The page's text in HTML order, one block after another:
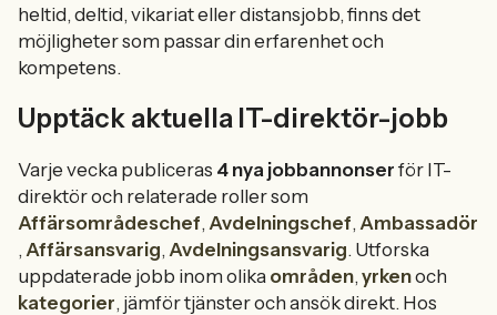
heltid, deltid, vikariat eller distansjobb, finns det
möjligheter som passar din erfarenhet och
kompetens.
Upptäck aktuella IT-direktör-jobb
Varje vecka publiceras 4 nya jobbannonser för IT-
direktör och relaterade roller som
Affärsområdeschef,Avdelningschef,Ambassadör
,Affärsansvarig,Avdelningsansvarig. Utforska
uppdaterade jobb inom olika områden,yrkenoch
kategorier, jämför tjänster och ansök direkt. Hos